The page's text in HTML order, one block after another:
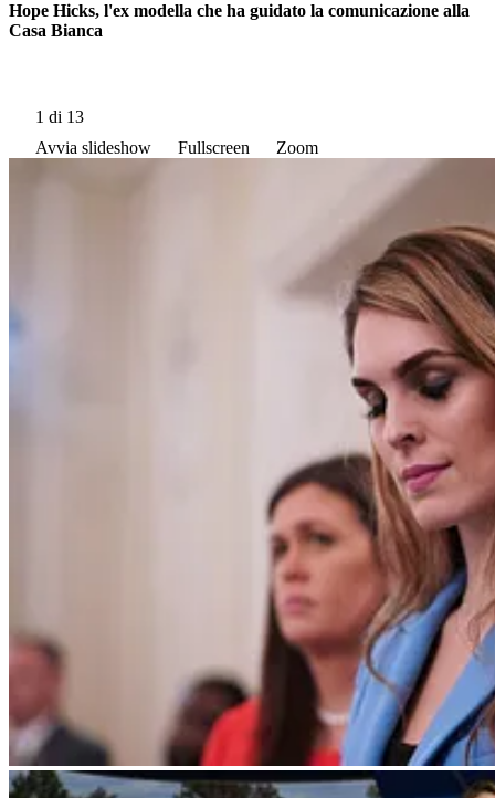
Hope Hicks, l'ex modella che ha guidato la comunicazione alla
Casa Bianca
1 di 13
Avvia slideshow
Fullscreen Zoom